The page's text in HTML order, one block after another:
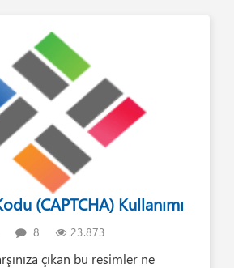
(CAPTCHA) Kullanımı
8 23.873
çıkan bu resimler ne